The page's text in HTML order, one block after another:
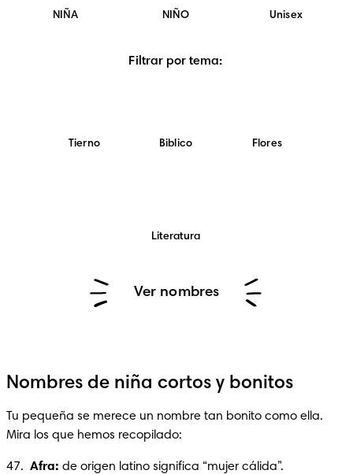
NIÑA NIÑO Unisex
Filtrar por tema:
Tierno Biblico Flores
Literatura
Ver nombres
Nombres de niña cortos y bonitos
Tu pequeña se merece un nombre tan bonito como ella.
Mira los que hemos recopilado:
47. Afra: de origen latino significa “mujer cálida”.